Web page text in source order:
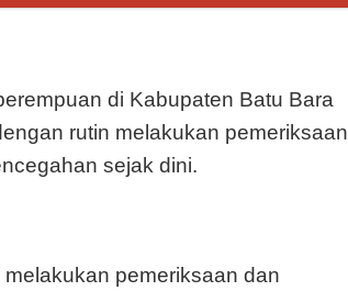
di Kabupaten Batu Bara
rutin melakukan pemeriksaan
sejak dini.
pemeriksaan dan